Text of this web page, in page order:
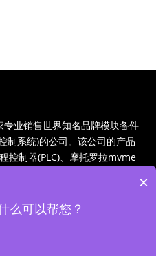
业销售世界知名品牌模块备件
制系统)的公司。该公司的产品
控制器(PLC)、摩托罗拉mvme
号-28
×
么可以帮您？